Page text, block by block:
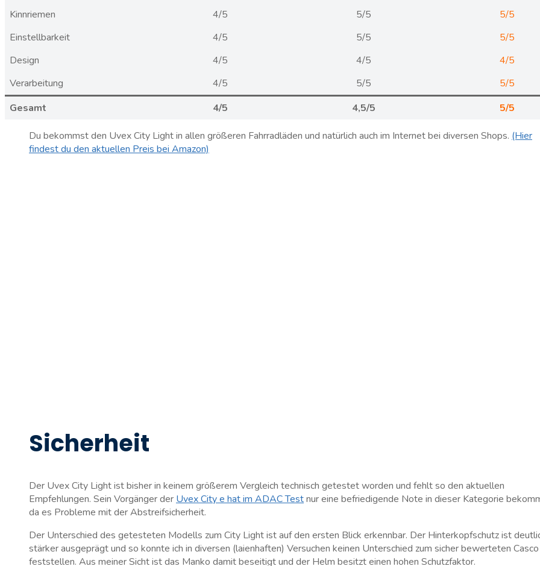
Kinnriemen
4/5 5/5
5/5
Einstellbarkeit
4/5 5/5
5/5
Design
4/5 4/5
4/5
Verarbeitung
4/5 5/5
5/5
Gesamt
4/5 4,5/5 5/5
Du bekommst den Uvex City Light in allen größeren Fahrradläden und natürlich auch im Internet bei diversen Shops. (Hier
findest du den aktuellen Preis bei Amazon)
Sicherheit
Der Uvex City Light ist bisher in keinem größerem Vergleich technisch getestet worden und fehlt so den aktuellen
Empfehlungen. Sein Vorgänger der Uvex City e hat im ADAC Testnur eine befriedigende Note in dieser Kategorie
da es Probleme mit der Abstreifsicherheit.
Der Unterschied des getesteten Modells zum City Light ist auf den ersten Blick erkennbar. Der Hinterkopfschutz ist
stärker ausgeprägt und so konnte ich in diversen (laienhaften) Versuchen keinen Unterschied zum sicher bewerteten Casco
feststellen. Aus meiner Sicht ist das Manko damit beseitigt und der Helm besitzt einen hohen Schutzfaktor.